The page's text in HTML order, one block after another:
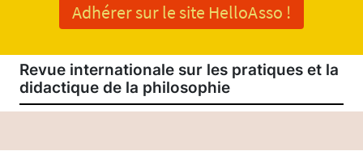
Adhérer sur le site HelloAsso !
Revue internationale sur les pratiques et la
didactique de la philosophie